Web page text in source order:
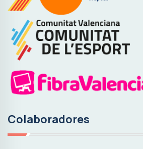
Colaboradores